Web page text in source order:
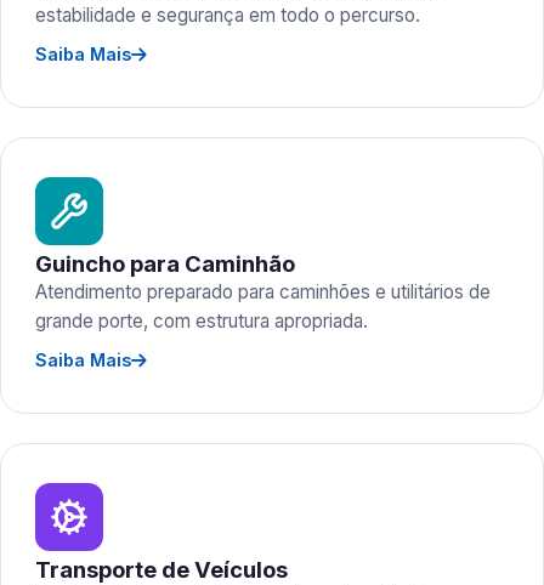
estabilidade e segurança em todo o percurso.
Saiba Mais
Guincho para Caminhão
Atendimento preparado para caminhões e utilitários de
grande porte, com estrutura apropriada.
Saiba Mais
Transporte de Veículos